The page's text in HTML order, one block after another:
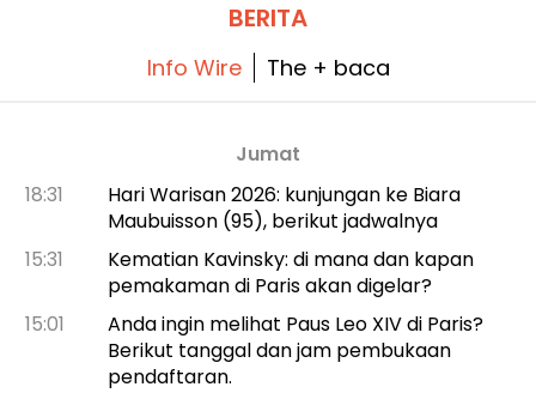
saatnya menguji ketajaman indra Anda! Dan
sebagai bonus, sebuah kafe baru yang super
Anda dan menarik perhatian.
BERITA
Info Wire The + baca
Jumat
18:31
Hari Warisan 2026: kunjungan ke Biara
Maubuisson (95), berikut jadwalnya
15:31
Kematian Kavinsky: di mana dan kapan
pemakaman di Paris akan digelar?
15:01
Anda ingin melihat Paus Leo XIV di Paris?
Berikut tanggal dan jam pembukaan
pendaftaran.